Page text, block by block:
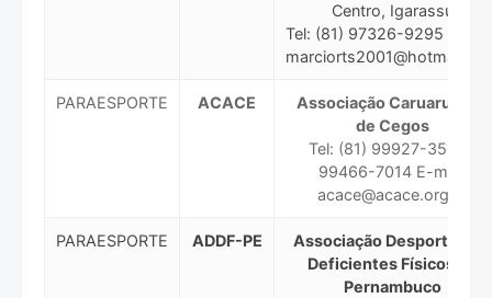
Centro, Igarassu
Tel: (81) 97326-9295 E-
PARAESPORTE ACACE
Associação Caruaruense
de Cegos
Tel: (81) 99927-3553 /
99466-7014 E-mail:
acace@acace.org.br
PARAESPORTE ADDF-PE
Associação Desportiva de
Deficientes Físicos de
Pernambuco